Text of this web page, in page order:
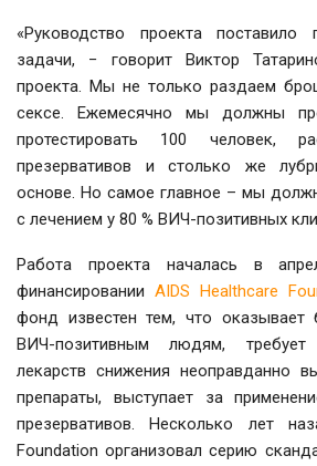
«Руководство проекта
задачи, − говорит Виктор
проекта. Мы не только раздаем
сексе. Ежемесячно мы должны
протестировать 100 человек,
презервативов и столько же
основе. Но самое главное – мы
с лечением у 80 % ВИЧ-позитивных
Работа проекта началась в
финансировании AIDS Healthcare
фонд известен тем, что оказывает
ВИЧ-позитивным людям, требует
лекарств снижения неоправданно
препараты, выступает за
презервативов. Несколько лет
Foundation организовал серию